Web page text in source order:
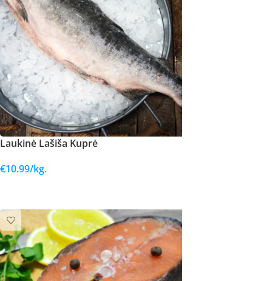
Laukinė Lašiša Kuprė
€10.99/kg.